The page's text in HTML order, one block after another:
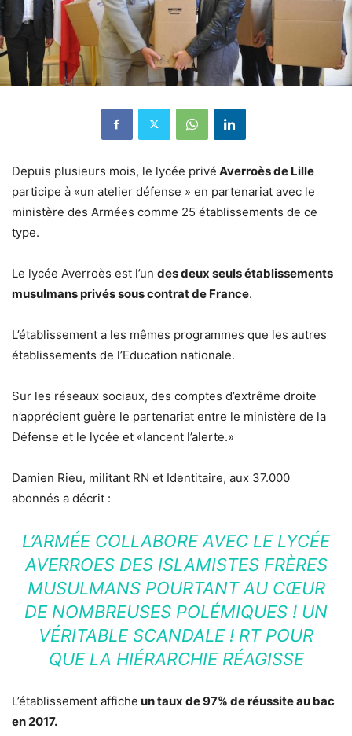
Depuis plusieurs mois, le lycée privé Averroès de Lille
participe à «un atelier défense » en partenariat avec le
ministère des Armées comme 25 établissements de ce
type.
Le lycée Averroès est l’un des deux seuls établissements
musulmans privés sous contrat de France.
L’établissement a les mêmes programmes que les autres
établissements de l’Education nationale.
Sur les réseaux sociaux, des comptes d’extrême droite
n’apprécient guère le partenariat entre le ministère de la
Défense et le lycée et «lancent l’alerte.»
Damien Rieu, militant RN et Identitaire, aux 37.000
abonnés a décrit :
L’ARMÉE COLLABORE AVEC LE LYCÉE
AVERROES DES ISLAMISTES FRÈRES
MUSULMANS POURTANT AU CŒUR
DE NOMBREUSES POLÉMIQUES ! UN
VÉRITABLE SCANDALE ! RT POUR
QUE LA HIÉRARCHIE RÉAGISSE
L’établissement affiche un taux de 97% de réussite au bac
en 2017.